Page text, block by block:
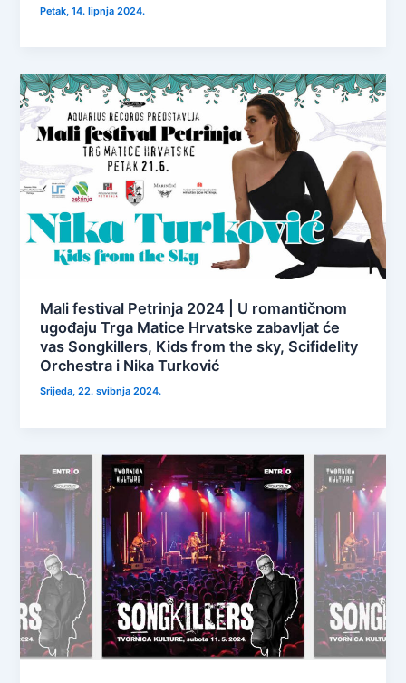
Petak, 14. lipnja 2024.
Mali festival Petrinja 2024 | U romantičnom
ugođaju Trga Matice Hrvatske zabavljat će
vas Songkillers, Kids from the sky, Scifidelity
Orchestra i Nika Turković
Srijeda, 22. svibnja 2024.